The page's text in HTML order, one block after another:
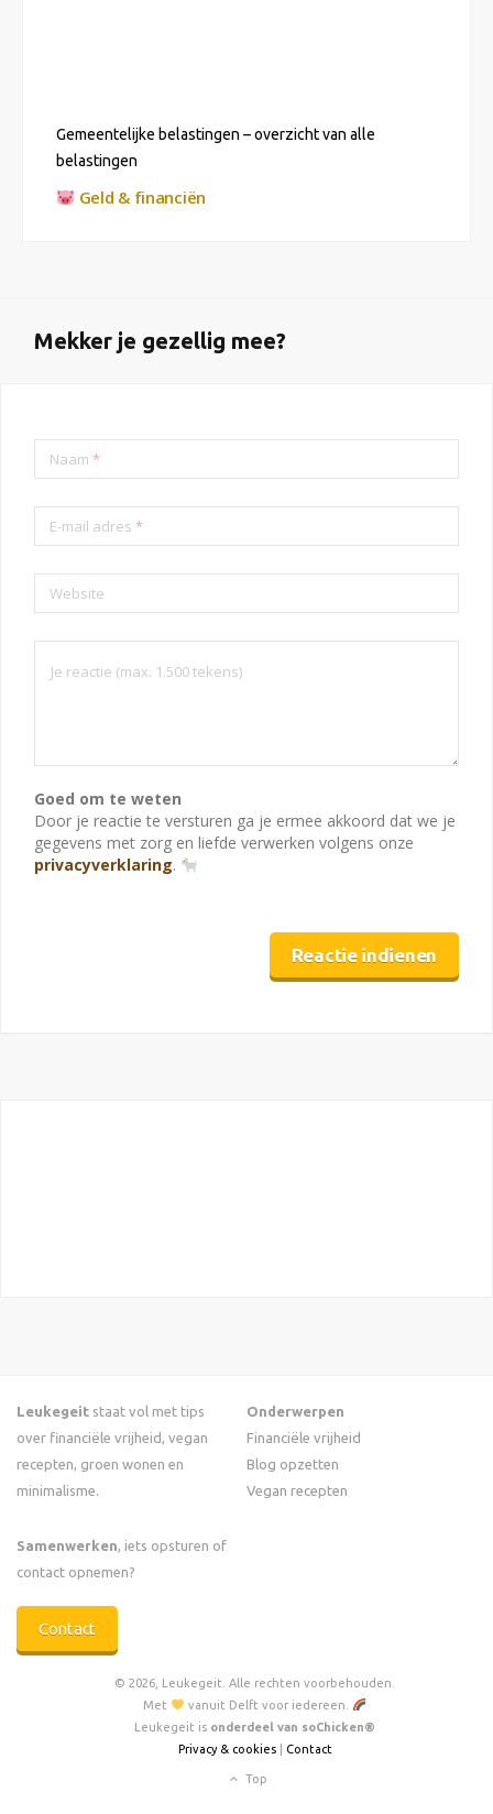
Gemeentelijke belastingen – overzicht van alle
belastingen
Geld & financiën
Mekker je gezellig mee?
Naam *
E-mail adres *
Website
Goed om te weten
Door je reactie te versturen ga je ermee akkoord dat we je
gegevens met zorg en liefde verwerken volgens onze
privacyverklaring.
Leukegeit staat vol met tips
over financiële vrijheid, vegan
recepten, groen wonen en
minimalisme.
Samenwerken, iets opsturen of
contact opnemen?
Contact
Onderwerpen
Financiële vrijheid
Blog opzetten
Vegan recepten
© 2026, Leukegeit. Alle rechten voorbehouden.
Met
vanuit Delft voor iedereen.
Leukegeit is onderdeel van soChicken®
Privacy & cookies| Contact
Top